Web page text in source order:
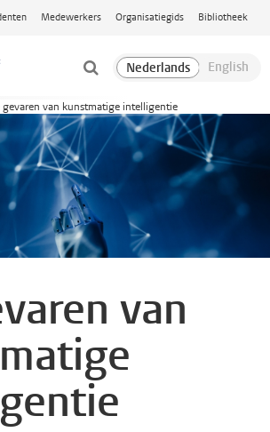
Medewerkers Organisatiegids Bibliotheek
gevaren van kunstmatige intelligentie
van